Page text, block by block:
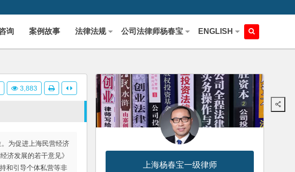
询 案例故事 法律法规 公司法律师杨春宝 ENGLISH
为促进上海民营经济
济发展的若干意见》
和引导个体私营等非
3,883
上海杨春宝一级律师